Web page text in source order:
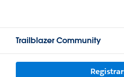
Trailblazer Community